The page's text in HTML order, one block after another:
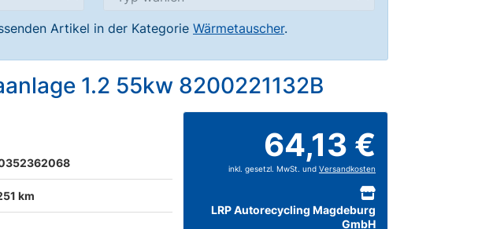
Artikel in der Kategorie Wärmetauscher.
1.2 55kw 8200221132B
km
64,13 €
inkl. gesetzl. MwSt. und Versandkosten
LRP Autorecycling Magdeburg
GmbH